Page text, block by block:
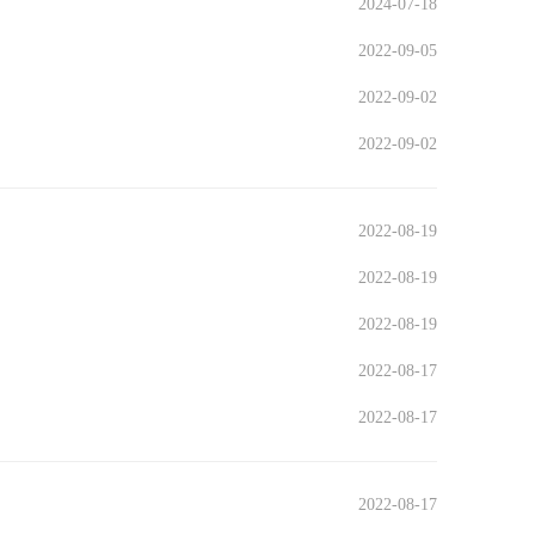
2024-07-18
2022-09-05
2022-09-02
2022-09-02
2022-08-19
2022-08-19
2022-08-19
2022-08-17
2022-08-17
2022-08-17